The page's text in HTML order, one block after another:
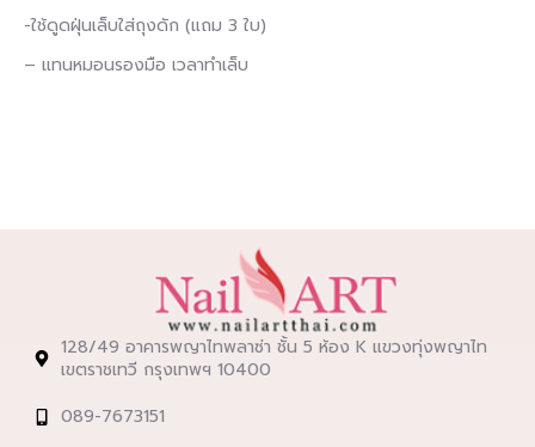
-ใช้ดูดฝุ่นเล็บใส่ถุงดัก (แถม 3 ใบ)
– แทนหมอนรองมือ เวลาทำเล็บ
128/49 อาคารพญาไทพลาซ่า ชั้น 5 ห้อง K แขวงทุ่งพญาไท
เขตราชเทวี กรุงเทพฯ 10400
089-7673151